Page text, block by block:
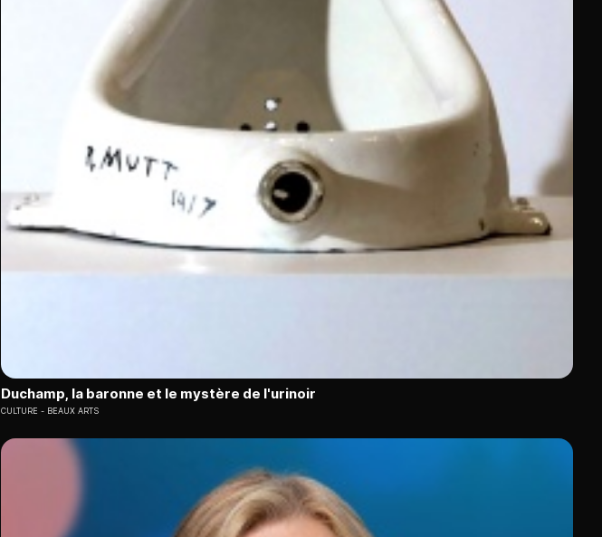
Duchamp, la baronne et le mystère de l'urinoir
CULTURE BEAUX ARTS